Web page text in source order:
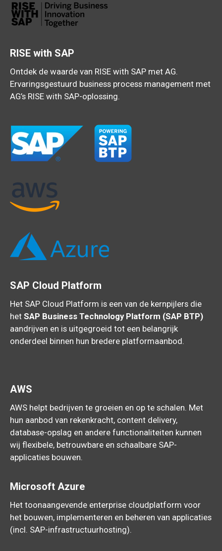
RISE with SAP
Ontdek de waarde van RISE with SAP met AG.
Ervaringsgestuurd business process management met
AG’s RISE with SAP-oplossing.
SAP Cloud Platform
Het SAP Cloud Platform is een van de kernpijlers die
het SAP Business Technology Platform (SAP BTP)
aandrijven en is uitgegroeid tot een belangrijk
onderdeel binnen hun bredere platformaanbod.
AWS
AWS helpt bedrijven te groeien en op te schalen. Met
hun aanbod van rekenkracht, content delivery,
database-opslag en andere functionaliteiten kunnen
wij flexibele, betrouwbare en schaalbare SAP-
applicaties bouwen.
Microsoft Azure
Het toonaangevende enterprise cloudplatform voor
het bouwen, implementeren en beheren van applicaties
(incl. SAP-infrastructuurhosting).